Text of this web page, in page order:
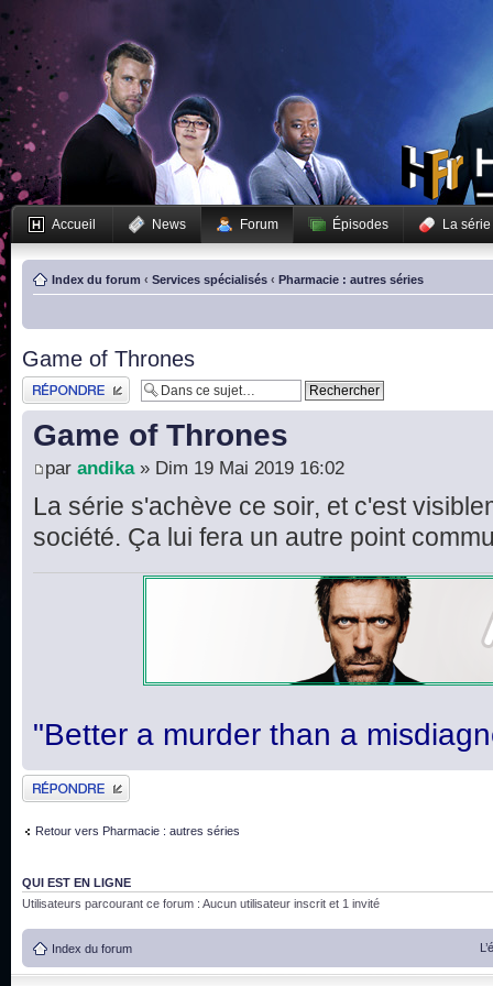
Accueil News Forum Épisodes La série
Index du forum ‹ Services spécialisés ‹ Pharmacie : autres séries
Game of Thrones
Publier une réponse
Game of Thrones
par andika» Dim 19 Mai 2019 16:02
La série s'achève ce soir, et c'est
société. Ça lui fera un autre point
"Better a murder than a
Publier une réponse
Retour vers Pharmacie : autres séries
QUI EST EN LIGNE
Utilisateurs parcourant ce forum : Aucun utilisateur inscrit et 1 invité
Index du forum